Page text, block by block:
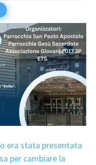
era stata presentata
per cambiare la